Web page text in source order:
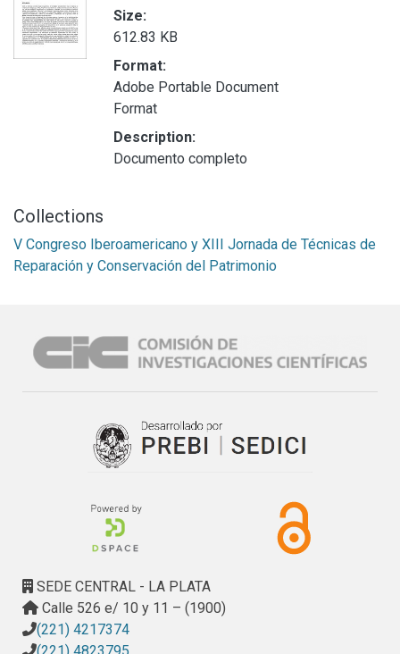
Size:
612.83 KB
Format:
Adobe Portable Document
Format
Description:
Documento completo
Collections
V Congreso Iberoamericano y XIII Jornada de Técnicas de
Reparación y Conservación del Patrimonio
SEDE CENTRAL - LA PLATA
Calle 526 e/ 10 y 11 – (1900)
(221) 4217374